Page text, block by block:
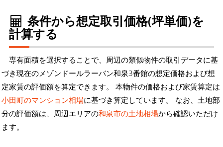
条件から想定取引価格(坪単価)を
計算する
専有面積を選択することで、周辺の類似物件の取引データに基
づき現在のメゾンドールラーバン和泉3番館の想定価格および想
定家賃の評価額を算定できます。 本物件の価格および家賃算定は
小田町のマンション相場に基づき算定しています。 なお、土地部
分の評価額は、周辺エリアの和泉市の土地相場から確認いただけ
ます。